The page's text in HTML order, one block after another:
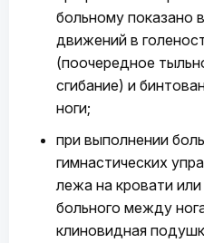
больному показано
движений в
(поочередное
сгибание) и
ноги;
при выполнении
гимнастических
лежа на кровати
больного между
клиновидная